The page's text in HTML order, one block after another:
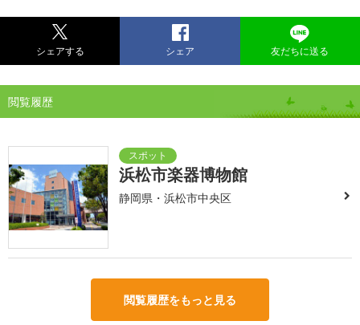
シェアする シェア 友だちに送る
閲覧履歴
浜松市楽器博物館
静岡県・浜松市中央区
閲覧履歴をもっと見る